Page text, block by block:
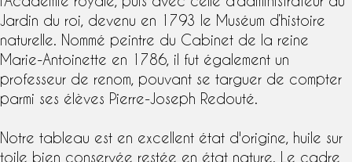
Jardin du roi, devenu en 1793 le Muséum d’histoire
naturelle. Nommé peintre du Cabinet de la reine
Marie-Antoinette en 1786, il fut également un
professeur de renom, pouvant se targuer de compter
parmi ses élèves Pierre-Joseph Redouté.
Notre tableau est en excellent état d'origine, huile sur
toile bien conservée restée en état nature. Le cadre